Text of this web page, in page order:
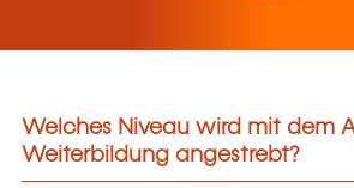
Welches Niveau wird mit dem
Weiterbildung angestrebt?